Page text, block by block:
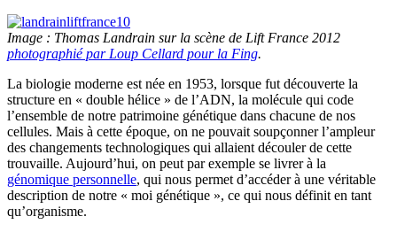
Image : Thomas Landrain sur la scène de Lift France 2012
photographié par Loup Cellard pour la Fing.
La biologie moderne est née en 1953, lorsque fut découverte la
structure en « double hélice » de l’ADN, la molécule qui code
l’ensemble de notre patrimoine génétique dans chacune de nos
cellules. Mais à cette époque, on ne pouvait soupçonner l’ampleur
des changements technologiques qui allaient découler de cette
trouvaille. Aujourd’hui, on peut par exemple se livrer à la
génomique personnelle, qui nous permet d’accéder à une véritable
description de notre « moi génétique », ce qui nous définit en tant
qu’organisme.